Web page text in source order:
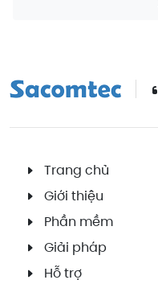
Trang chủ
Giới thiệu
Phần mềm
Giải pháp
Hỗ trợ